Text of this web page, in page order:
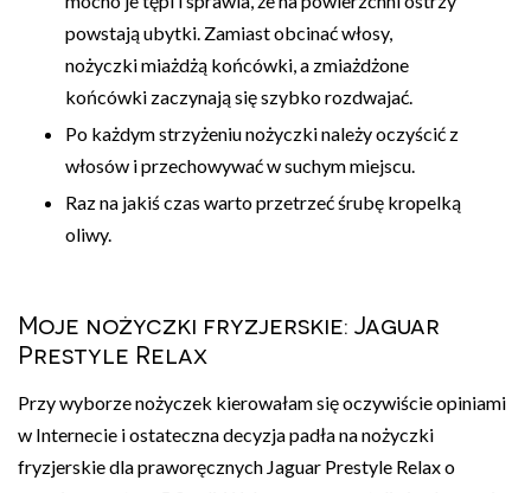
powstają ubytki. Zamiast obcinać włosy,
nożyczki miażdżą końcówki, a zmiażdżone
końcówki zaczynają się szybko rozdwajać.
Po każdym strzyżeniu nożyczki należy oczyścić z
włosów i przechowywać w suchym miejscu.
Raz na jakiś czas warto przetrzeć śrubę kropelką
oliwy.
Moje nożyczki fryzjerskie: Jaguar
Prestyle Relax
Przy wyborze nożyczek kierowałam się oczywiście opiniami
w Internecie i ostateczna decyzja padła na nożyczki
fryzjerskie dla praworęcznych Jaguar Prestyle Relax o